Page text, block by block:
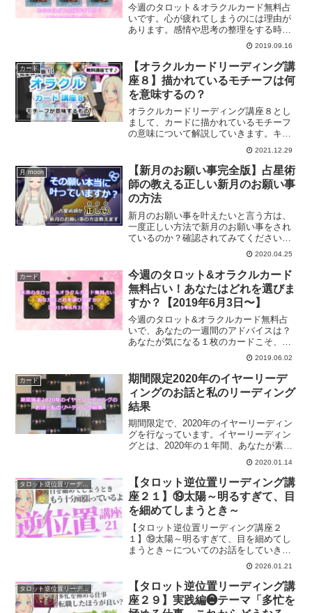
今週のタロット＆オラクルカード無料占
いです。心が疲れてしまうのには理由が
あります。感情や思考の整理をする時間
も作ってみると良いでしょう。あなたの
心が疲れてしまってる理由とは？今週の
あなたへのメッセージは？
2019.09.16
カード
【オラクルカードリーディング講
座８】描かれているモチーフは何
を意味するの？
オラクルカードリーディング講座８とし
まして、カードに描かれているモチーフ
の意味について解説していきます。キー
ワードとして押さえておくことでリーデ
2021.12.29
月 moon
【新月のお願い事完全版】占星術
師の教える正しい新月のお願い事
の方法
新月のお願い事を叶えたいと言う方は、
一度正しい方法で新月のお願い事をされ
ているのか？確認されてみてください。
占星術師の私が教える正しい新月のお願
2020.04.25
カード
今週のタロット&オラクルカード
無料占い！あなたはどれを選びま
すか？【2019年6月3日〜】
今週のタロット&オラクルカード無料占
いで、あなたの一週間のアドバイスは？
あなたが気になる１枚のカードこそ、今
週のあなたへのメッセージです。あなた
2019.06.02
カード
期間限定2020年のイヤーリーデ
ィングのお話と私のリーディング
結果
期間限定で、2020年のイヤーリーディン
グを行なっています。イヤーリーディン
グとは、2020年の１年間、あなたが素敵
な1年を過ごすためのリーディングメッセ
ージになります。イヤーリーディングの
詳細についてご紹介します。
2020.01.14
タロット逆位置リーディング講座
【タロット逆位置リーディング講
座２１】⑲太陽～明るすぎて、目
を細めてしまうとき～
【タロット逆位置リーディング講座２
１】⑲太陽～明るすぎて、目を細めてし
まうとき～についてのお話をしていきま
2026.01.21
タロット逆位置リーディング講座
【タロット逆位置リーディング講
座２９】実践編❷テーマ「多忙を